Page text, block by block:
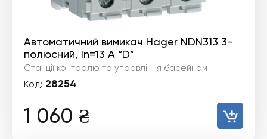
Автоматичний вимикач Hager NDN313 3-
полюсний, In=13 А “D”
Станції контролю та управління басейном
Код: 28254
1 060 ₴